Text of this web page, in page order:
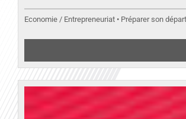
Economie / Entrepreneuriat • Préparer son